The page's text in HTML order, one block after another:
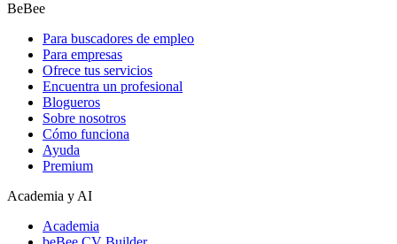
BeBee
Para buscadores de empleo
Para empresas
Ofrece tus servicios
Encuentra un profesional
Blogueros
Sobre nosotros
Cómo funciona
Ayuda
Premium
Academia y AI
Academia